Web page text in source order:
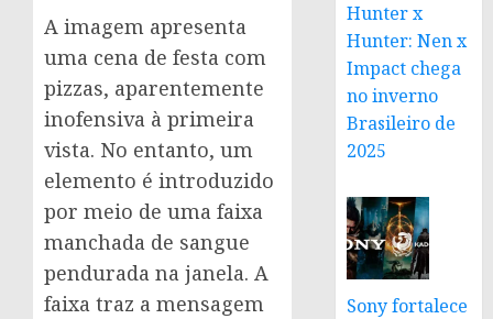
A imagem apresenta
uma cena de festa com
pizzas, aparentemente
inofensiva à primeira
vista. No entanto, um
elemento é introduzido
por meio de uma faixa
manchada de sangue
pendurada na janela. A
faixa traz a mensagem
Hunter x
Hunter: Nen x
Impact chega
no inverno
Brasileiro de
2025
Sony fortalece